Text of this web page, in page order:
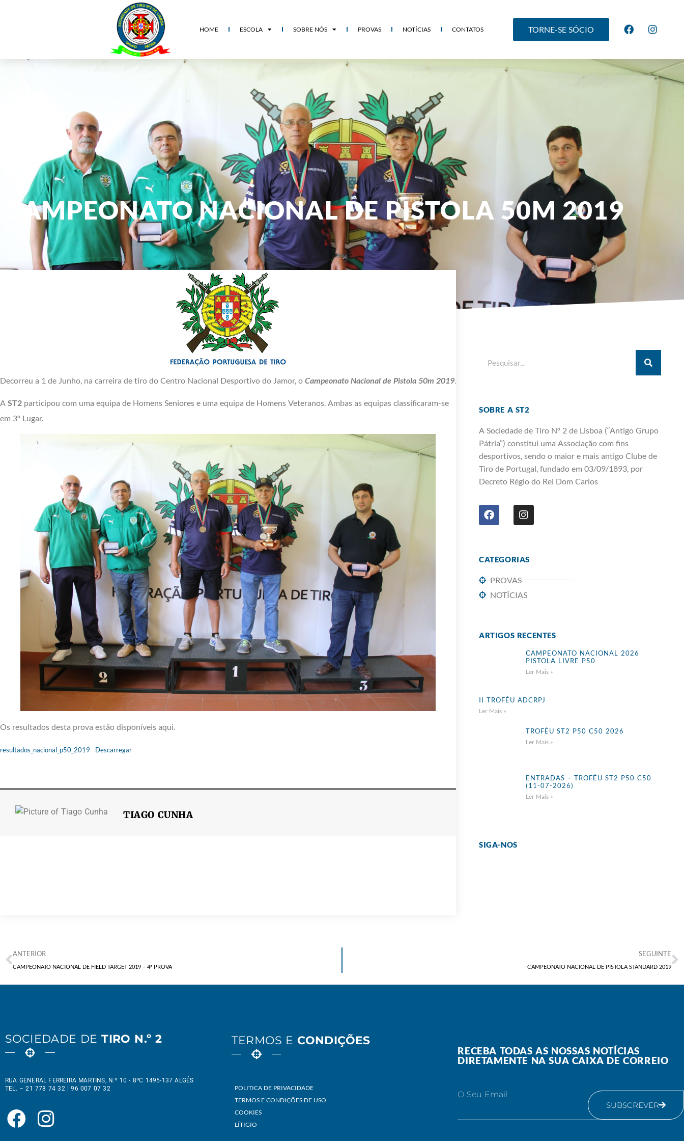
HOME ESCOLA SOBRE NÓS PROVAS NOTÍCIAS CONTATOS TORNE-SE SÓCIO
CAMPEONATO NACIONAL DE PISTOLA 50M 2019
Decorreu a 1 de Junho, na carreira de tiro do Centro Nacional Desportivo do Jamor, o Campeonato Nacional de Pistola 50m 2019.
A ST2 participou com uma equipa de Homens Seniores e uma equipa de Homens Veteranos. Ambas as equipas classificaram-se
em 3º Lugar.
Os resultados desta prova estão disponíveis aqui.
resultados_nacional_p50_2019 Descarregar
TIAGO CUNHA
SOBRE A ST2
A Sociedade de Tiro Nº 2 de Lisboa (“Antigo Grupo
Pátria”) constitui uma Associação com fins
desportivos, sendo o maior e mais antigo Clube de
Tiro de Portugal, fundado em 03/09/1893, por
Decreto Régio do Rei Dom Carlos
CATEGORIAS
PROVAS
NOTÍCIAS
ARTIGOS RECENTES
CAMPEONATO NACIONAL 2026
PISTOLA LIVRE P50
Ler Mais »
II TROFÉU ADCRPJ
Ler Mais »
TROFÉU ST2 P50 C50 2026
Ler Mais »
ENTRADAS – TROFÉU ST2 P50 C50
(11-07-2026)
Ler Mais »
SIGA-NOS
ANTERIOR
CAMPEONATO NACIONAL DE FIELD TARGET 2019 – 4ª PROVA
SEGUINTE
CAMPEONATO NACIONAL DE PISTOLA STANDARD 2019
SOCIEDADE DE TIRO N.º 2
RUA GENERAL FERREIRA MARTINS, N.º 10 - 8ºC 1495-137 ALGÉS
TEL. – 21 778 74 32 | 96 007 07 32
TERMOS ECONDIÇÕES
POLITICA DE PRIVACIDADE
TERMOS E CONDIÇÕES DE USO
COOKIES
LÍTIGIO
RECEBA TODAS AS NOSSAS NOTÍCIAS
DIRETAMENTE NA SUA CAIXA DE CORREIO
O Seu Email
SUBSCREVER